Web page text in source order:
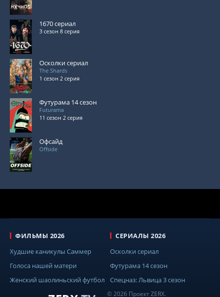
1670 сериал
3 сезон 8 серия
Осколки сериал
The Shards
1 сезон 2 серия
Футурама 14 сезон
Futurama
11 сезон 2 серия
Офсайд
Offside
© 2026 Проект ZERX.
ФИЛЬМЫ 2026
Худшие каникулы Саммер
Голоса нашей матери
Женский шаолиньский футбол
СЕРИАЛЫ 2026
Осколки сериал
Футурама 14 сезон
Спецназ: Львица 3 сезон